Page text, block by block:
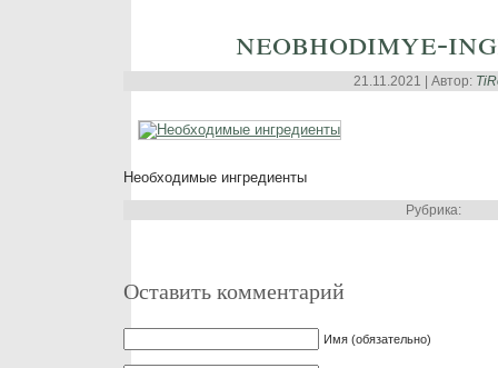
neobhodimye-
21.11.2021 | Автор:
Необходимые ингредиенты
Рубрика:
Оставить комментарий
Имя (обязательно)